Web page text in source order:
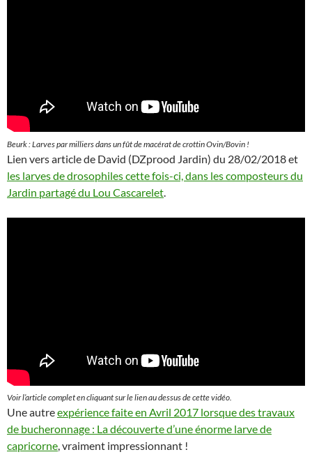
Beurk : Larves par milliers dans un fût de macérat de crottin Ovin/Bovin !
Lien vers article de David (DZprood Jardin) du 28/02/2018 et
les larves de drosophiles cette fois-ci, dans les composteurs du
Jardin partagé du Lou Cascarelet
Voir l’article complet en cliquant sur le lien au dessus de cette vidéo.
Une autreexpérience faite en Avril 2017 lorsque des travaux
de bucheronnage : La découverte d’une énorme larve de
capricorne, vraiment impressionnant !